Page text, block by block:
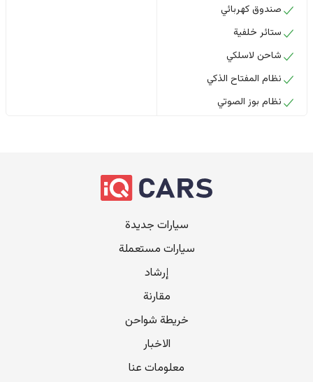
صندوق كهربائي
ستائر خلفية
شاحن لاسلكي
نظام المفتاح الذكي
نظام بوز الصوتي
سيارات جديدة
سيارات مستعملة
إرشاد
مقارنة
خريطة شواحن
الاخبار
معلومات عنا